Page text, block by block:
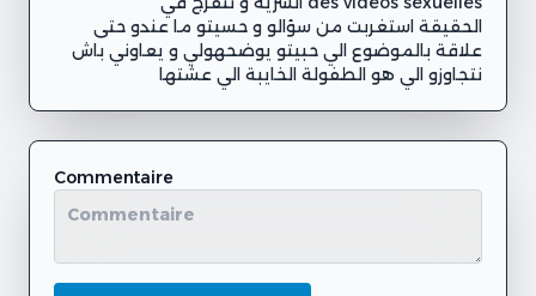
الحقيقة استغربت من سؤالو و حسيتو ما عندو حتى
علاقة بالموضوع الي حبيتو يوضحهولي و يعاوني باش
نتجاوزو الي هو الطفولة الخايبة الي عشتها
Commentaire